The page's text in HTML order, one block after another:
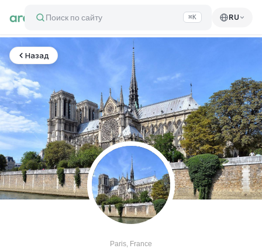
Поиск по сайту ⌘K RU
Назад
Paris, France